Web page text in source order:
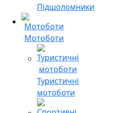
Підшоломники
Мотоботи
Туристичні
мотоботи